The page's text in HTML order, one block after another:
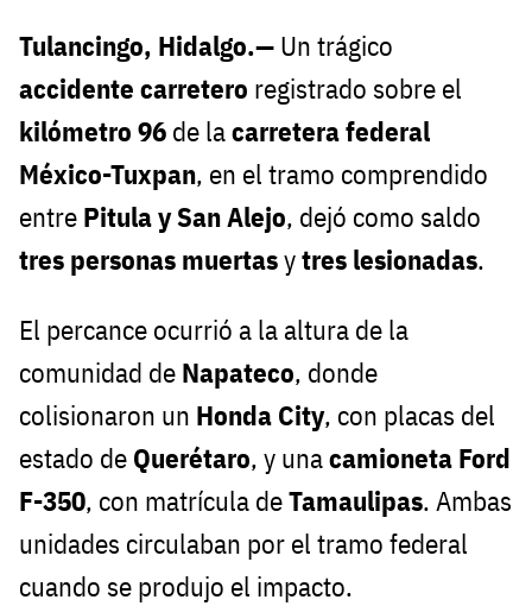
Tulancingo, Hidalgo.— Un trágico
accidente carretero registrado sobre el
kilómetro 96 de lacarretera federal
México-Tuxpan, en el tramo comprendido
entre Pitula y San Alejo, dejó como saldo
tres personas muertasytres lesionadas.
El percance ocurrió a la altura de la
comunidad de Napateco, donde
colisionaron un Honda City, con placas del
estado de Querétaro, y unacamioneta Ford
F-350, con matrícula deTamaulipas. Ambas
unidades circulaban por el tramo federal
cuando se produjo el impacto.